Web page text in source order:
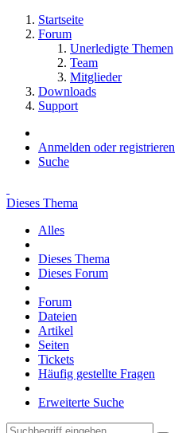
Startseite
Forum
Unerledigte Themen
Team
Mitglieder
Downloads
Support
Anmelden oder registrieren
Suche
Dieses Thema
Alles
Dieses Thema
Dieses Forum
Forum
Dateien
Artikel
Seiten
Tickets
Häufig gestellte Fragen
Erweiterte Suche